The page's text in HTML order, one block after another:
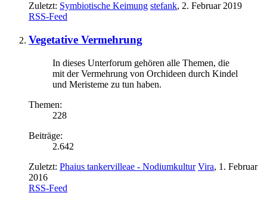
Zuletzt: Symbiotische Keimung stefank, 2. Februar 2019
RSS-Feed
Vegetative Vermehrung
In dieses Unterforum gehören alle Themen, die
mit der Vermehrung von Orchideen durch Kindel
und Meristeme zu tun haben.
Themen:
228
Beiträge:
2.642
Zuletzt: Phaius tankervilleae - Nodiumkultur Vira, 1. Februar
2016
RSS-Feed